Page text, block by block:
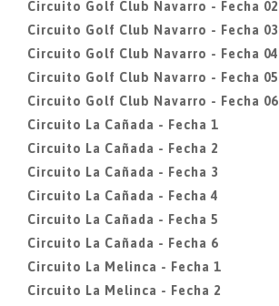
Circuito Golf Club Navarro - Fecha 02
Circuito Golf Club Navarro - Fecha 03
Circuito Golf Club Navarro - Fecha 04
Circuito Golf Club Navarro - Fecha 05
Circuito Golf Club Navarro - Fecha 06
Circuito La Cañada - Fecha 1
Circuito La Cañada - Fecha 2
Circuito La Cañada - Fecha 3
Circuito La Cañada - Fecha 4
Circuito La Cañada - Fecha 5
Circuito La Cañada - Fecha 6
Circuito La Melinca - Fecha 1
Circuito La Melinca - Fecha 2